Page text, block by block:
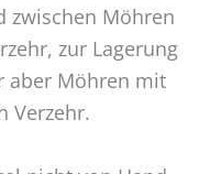
zwischen Möhren
zur Lagerung
aber Möhren mit
Verzehr.